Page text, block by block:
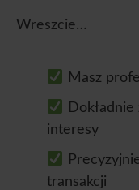
Wreszcie…
Masz
interesy
transakcji